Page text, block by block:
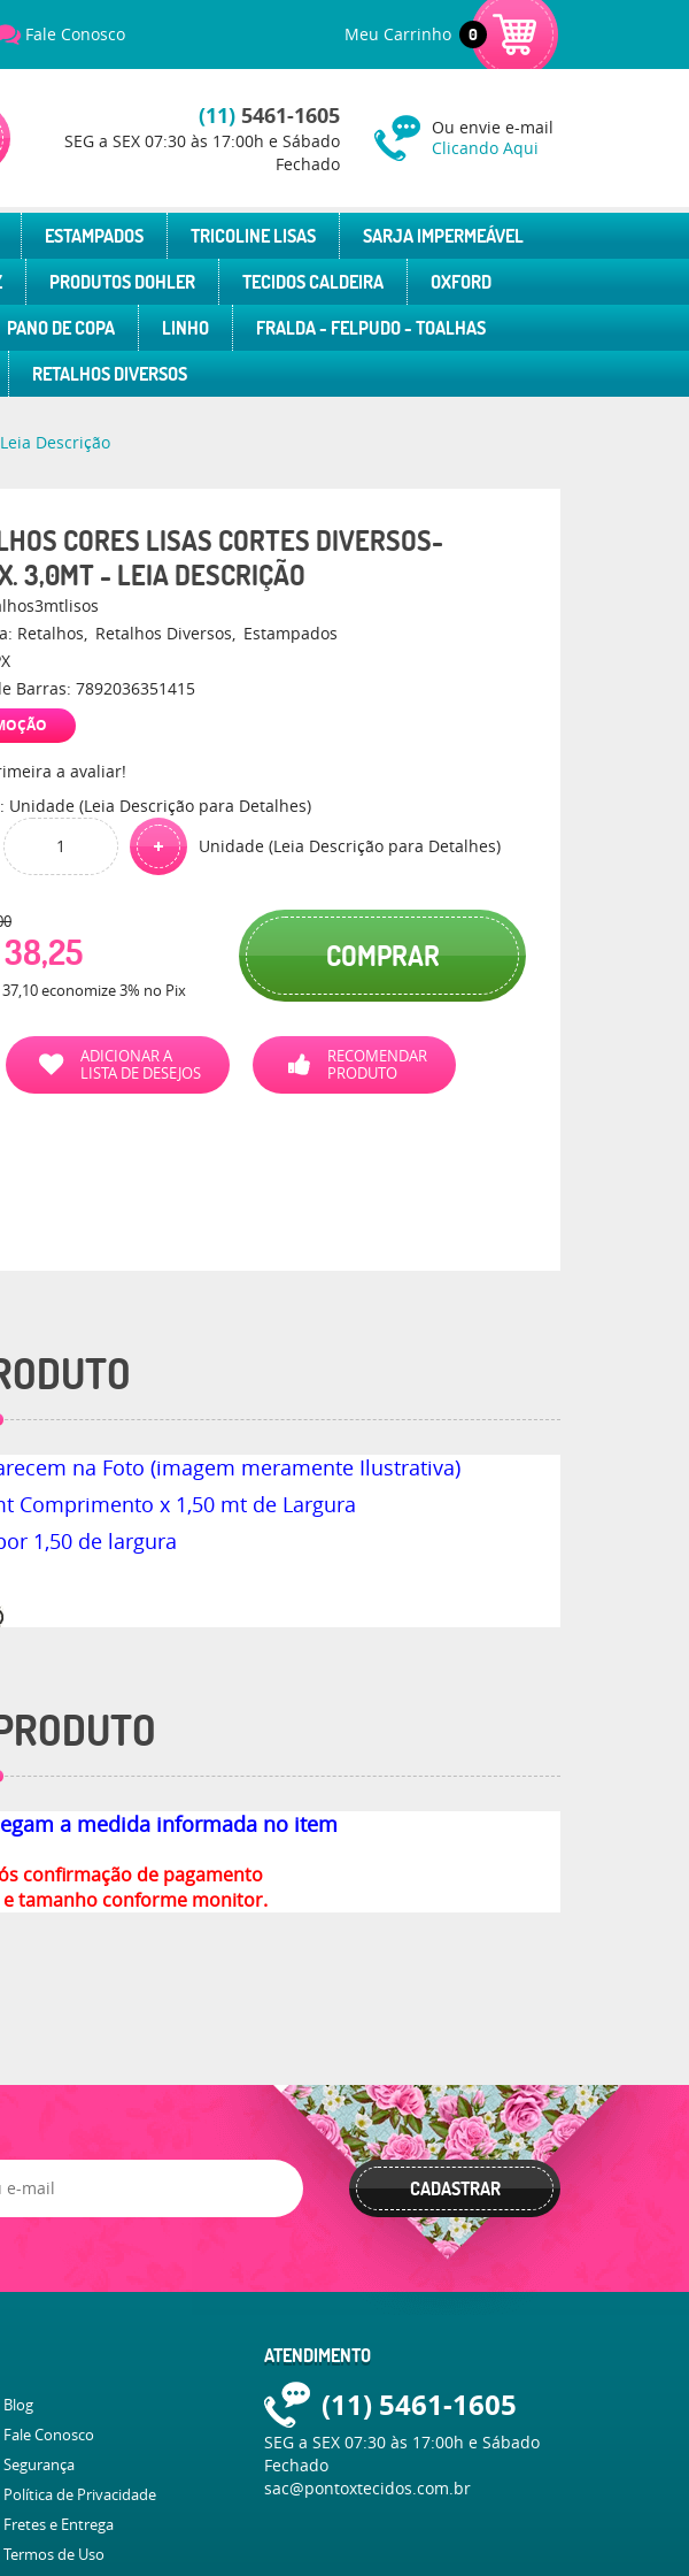
Fale Conosco Meu Carrinho 0
(11) 5461-1605
SEG a SEX 07:30 às 17:00h e Sábado
Fechado
Ou envie e-mail
Clicando Aqui
ESTAMPADOS TRICOLINE LISAS
SARJA IMPERMEÁVEL
PRODUTOS DOHLER TECIDOS CALDEIRA
OXFORD
PANO DE COPA LINHO
FRALDA - FELPUDO - TOALHAS
RETALHOS DIVERSOS
Descrição
CORES LISAS CORTES DIVERSOS-
3,0MT - LEIA DESCRIÇÃO
Retalhos Retalhos Diversos
Estampados
Barras: 7892036351415
a avaliar!
Unidade (Leia Descrição para Detalhes)
Unidade (Leia Descrição para Detalhes)
37,10economize3% no Pix
COMPRAR
ADICIONAR A
LISTA DE DESEJOS
RECOMENDAR
PRODUTO
na Foto (imagem meramente Ilustrativa)
Comprimento x 1,50 mt de Largura
1,50 de largura
a medida informada no item
confirmação de pagamento
tamanho conforme monitor.
CADASTRAR
Blog
Fale Conosco
Segurança
Política de Privacidade
Fretes e Entrega
Termos de Uso
ATENDIMENTO
(11) 5461-1605
SEG a SEX 07:30 às 17:00h e Sábado
Fechado
sac@pontoxtecidos.com.br